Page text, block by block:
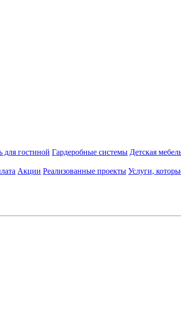
для гостиной Гардеробные системы Детская
Акции Реализованные проекты Услуги,